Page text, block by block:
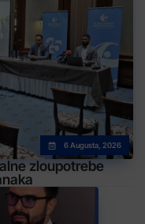
6 Augusta, 2026
zloupotrebe